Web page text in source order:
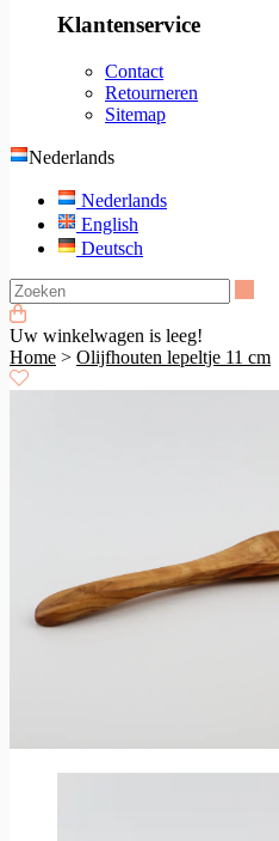
Klantenservice
Contact
Retourneren
Sitemap
Nederlands
Nederlands
English
Deutsch
Uw winkelwagen is leeg!
Home > Olijfhouten lepeltje 11 cm